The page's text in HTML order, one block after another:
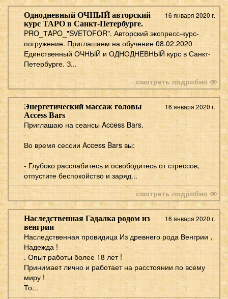
16 января 2020 г.
Однодневный ОЧНЫЙ авторский
курс ТАРО в Санкт-Петербурге.
PRO_ТAPO_"SVETOFOR". Авторский экспресс-курс-
погружение. Приглашаем на обучение 08.02.2020
Единственный ОЧНЫЙ и ОДНОДНЕВНЫЙ курс в Санкт-
Петербурге. З...
смотреть подробно
16 января 2020 г.
Энергетический массаж головы
Access Bars
Приглашаю на сеансы Access Bars.
⠀
Во время сессии Access Bars вы:
⠀
- Глубоко расслабитесь и освободитесь от стрессов,
отпустите беспокойство и заряд...
смотреть подробно
16 января 2020 г.
Наследственная Гадалка родом из
венгрии
Наследственная провидица Из древнего рода Венгрии ,
Надежда !
. Опыт работы более 18 лет !
Принимает лично и работает на расстоянии по всему
миру !
То...